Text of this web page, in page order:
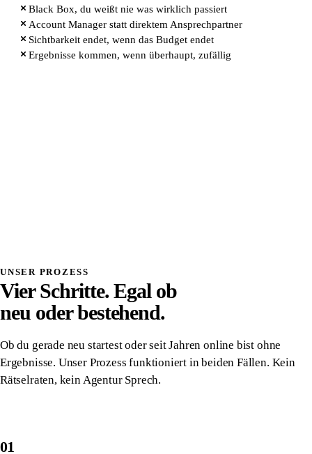
Black Box, du weißt nie was wirklich passiert
Account Manager statt direktem Ansprechpartner
Sichtbarkeit endet, wenn das Budget endet
Ergebnisse kommen, wenn überhaupt, zufällig
UNSER PROZESS
Vier Schritte. Egal ob
neu oder bestehend.
Ob du gerade neu startest oder seit Jahren online bist ohne
Ergebnisse. Unser Prozess funktioniert in beiden Fällen. Kein
Rätselraten, kein Agentur Sprech.
01